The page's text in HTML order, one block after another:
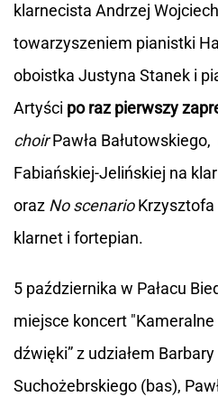
klarnecista Andrzej
towarzyszeniem pianistki
oboistka Justyna Stanek i
Artyści po raz pierwszy
choirPawła Bałutowskiego,
Fabiańskiej-Jelińskiej na
oraz No scenario
klarnet i fortepian.
5 października w Pałacu
miejsce koncert
dźwięki” z udziałem
Suchożebrskiego (bas),